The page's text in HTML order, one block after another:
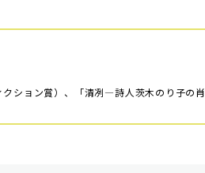
ション賞）、「清冽―詩人茨木のり子の肖